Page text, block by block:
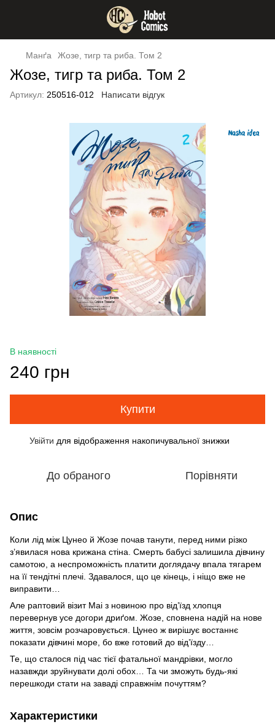
Манґа Жозе, тигр та риба. Том 2
Жозе, тигр та риба. Том 2
Артикул: 250516-012 Написати відгук
В наявності
240 грн
Купити
Увійти для відображення накопичувальної знижки
До обраного Порівняти
Опис
Коли лід між Цунео й Жозе почав танути, перед ними різко
з’явилася нова крижана стіна. Смерть бабусі залишила дівчину
самотою, а неспроможність платити доглядачу впала тягарем
на її тендітні плечі. Здавалося, що це кінець, і ніщо вже не
виправити…
Але раптовий візит Маі з новиною про від’їзд хлопця
перевернув усе догори дриґом. Жозе, сповнена надій на нове
життя, зовсім розчаровується. Цунео ж вирішує востаннє
показати дівчині море, бо вже готовий до від’їзду…
Те, що сталося під час тієї фатальної мандрівки, могло
назавжди зруйнувати долі обох… Та чи зможуть будь-які
перешкоди стати на заваді справжнім почуттям?
Характеристики